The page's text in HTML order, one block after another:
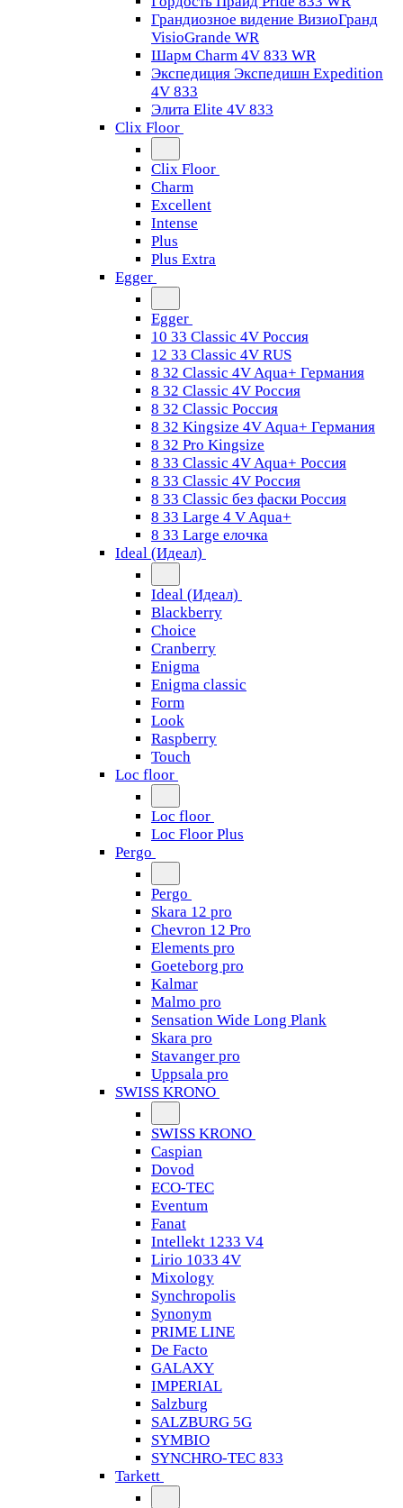
Грандиозное видение ВизиоГранд
VisioGrande WR
Шарм Charm 4V 833 WR
Экспедиция Экспедишн Expedition
4V 833
Элита Elite 4V 833
Clix Floor
Clix Floor
Charm
Excellent
Intense
Plus
Plus Extra
Egger
Egger
10 33 Classic 4V Россия
12 33 Classic 4V RUS
8 32 Classic 4V Aqua+ Германия
8 32 Classic 4V Россия
8 32 Classic Россия
8 32 Kingsize 4V Aqua+ Германия
8 32 Pro Kingsize
8 33 Classic 4V Aqua+ Россия
8 33 Classic 4V Россия
8 33 Classic без фаски Россия
8 33 Large 4 V Aqua+
8 33 Large елочка
Ideal (Идеал)
Ideal (Идеал)
Blackberry
Choice
Cranberry
Enigma
Enigma classic
Form
Look
Raspberry
Touch
Loc floor
Loc floor
Loc Floor Plus
Pergo
Pergo
Skara 12 pro
Chevron 12 Pro
Elements pro
Goeteborg pro
Kalmar
Malmo pro
Sensation Wide Long Plank
Skara pro
Stavanger pro
Uppsala pro
SWISS KRONO
SWISS KRONO
Caspian
Dovod
ECO-TEC
Eventum
Fanat
Intellekt 1233 V4
Lirio 1033 4V
Mixology
Synchropolis
Synonym
PRIME LINE
De Facto
GALAXY
IMPERIAL
Salzburg
SALZBURG 5G
SYMBIO
SYNCHRO-TEC 833
Tarkett